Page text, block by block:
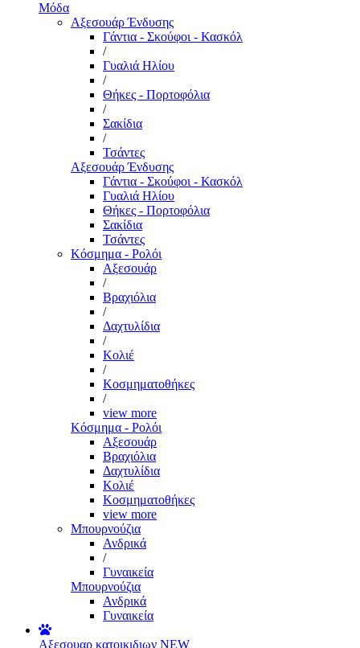
Μόδα
Αξεσουάρ Ένδυσης
Γάντια - Σκούφοι - Κασκόλ
/
Γυαλιά Ηλίου
/
Θήκες - Πορτοφόλια
/
Σακίδια
/
Τσάντες
Αξεσουάρ Ένδυσης
Γάντια - Σκούφοι - Κασκόλ
Γυαλιά Ηλίου
Θήκες - Πορτοφόλια
Σακίδια
Τσάντες
Κόσμημα - Ρολόι
Αξεσουάρ
/
Βραχιόλια
/
Δαχτυλίδια
/
Κολιέ
/
Κοσμηματοθήκες
/
view more
Κόσμημα - Ρολόι
Αξεσουάρ
Βραχιόλια
Δαχτυλίδια
Κολιέ
Κοσμηματοθήκες
view more
Μπουρνούζια
Ανδρικά
/
Γυναικεία
Μπουρνούζια
Ανδρικά
Γυναικεία
Αξεσουαρ κατοικιδιων NEW